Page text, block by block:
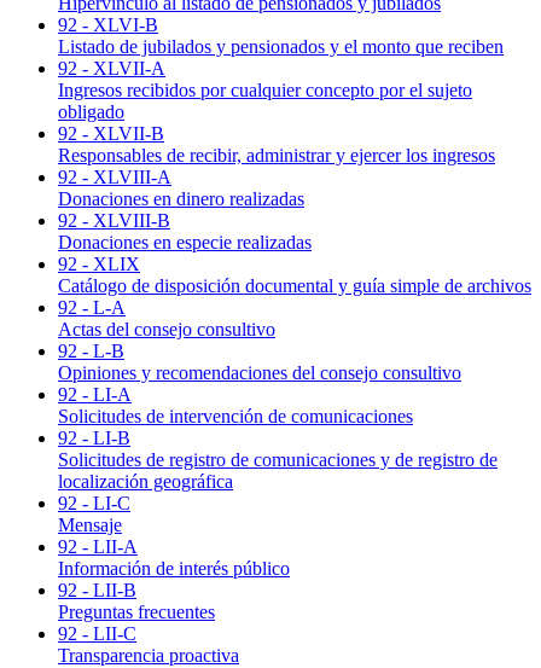
92 - XLVI-B
Listado de jubilados y pensionados y el monto que reciben
92 - XLVII-A
Ingresos recibidos por cualquier concepto por el sujeto
obligado
92 - XLVII-B
Responsables de recibir, administrar y ejercer los ingresos
92 - XLVIII-A
Donaciones en dinero realizadas
92 - XLVIII-B
Donaciones en especie realizadas
92 - XLIX
Catálogo de disposición documental y guía simple de archivos
92 - L-A
Actas del consejo consultivo
92 - L-B
Opiniones y recomendaciones del consejo consultivo
92 - LI-A
Solicitudes de intervención de comunicaciones
92 - LI-B
Solicitudes de registro de comunicaciones y de registro de
localización geográfica
92 - LI-C
Mensaje
92 - LII-A
Información de interés público
92 - LII-B
Preguntas frecuentes
92 - LII-C
Transparencia proactiva